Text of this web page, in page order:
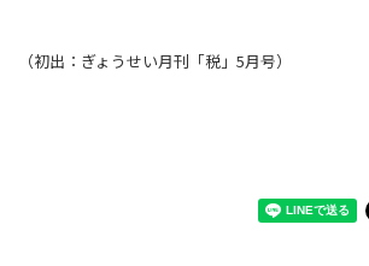
（初出：ぎょうせい月刊「税」5月号）